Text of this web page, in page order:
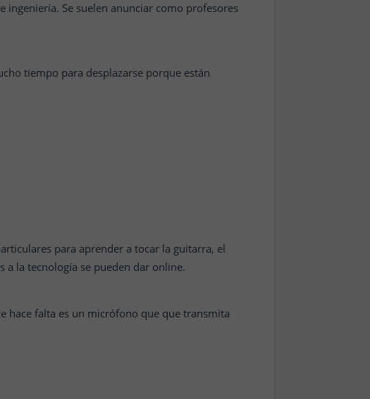
ingeniería. Se suelen anunciar como profesores
tiempo para desplazarse porque están
para aprender a tocar la guitarra, el
a la tecnología se pueden dar online.
hace falta es un micrófono que que transmita